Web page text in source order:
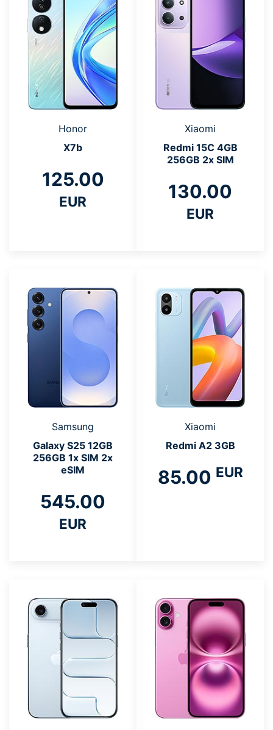
Honor
X7b
125.00
EUR
Xiaomi
Redmi 15C 4GB
256GB 2x SIM
130.00
EUR
Samsung
Galaxy S25 12GB
256GB 1x SIM 2x
eSIM
545.00
EUR
Xiaomi
Redmi A2 3GB
85.00 EUR